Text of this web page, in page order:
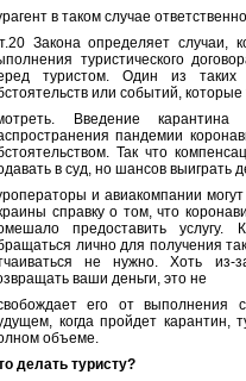
в таком случае
Закона определяет случаи,
туристического
туристом. Один из таких
или событий,
Введение
пандемии
Так что
в суд, но шансов выиграть
и авиакомпании
справку о том, что
предоставить услугу.
лично для получения
не нужно. Хоть из-
ваши деньги, это не
его от выполнения
когда пройдет карантин,
объеме.
делать туристу?